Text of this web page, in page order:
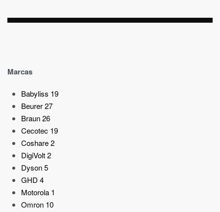
Marcas
Babyliss 19
Beurer27
Braun26
Cecotec 19
Coshare2
DigiVolt2
Dyson5
GHD 4
Motorola 1
Omron 10